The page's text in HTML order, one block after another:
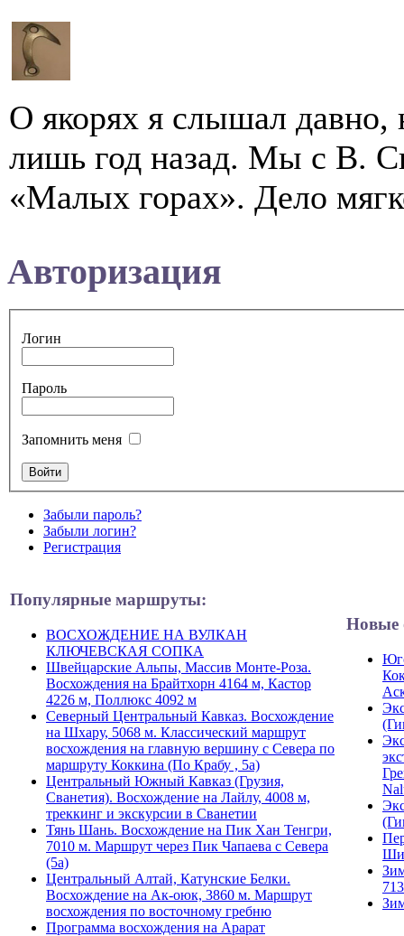
О якорях я слышал давно,
лишь год назад. Мы с В.
«Малых горах». Дело
Авторизация
Логин
Пароль
Запомнить меня
Забыли пароль?
Забыли логин?
Регистрация
Популярные маршруты:
ВОСХОЖДЕНИЕ НА ВУЛКАН
КЛЮЧЕВСКАЯ СОПКА
Швейцарские Альпы, Массив Монте-Роза.
Восхождения на Брайтхорн 4164 м, Кастор
4226 м, Поллюкс 4092 м
Северный Центральный Кавказ. Восхождение
на Шхару, 5068 м. Классический маршрут
восхождения на главную вершину с Севера по
маршруту Коккина (По Крабу , 5а)
Центральный Южный Кавказ (Грузия,
Сванетия). Восхождение на Лайлу, 4008 м,
треккинг и экскурсии в Сванетии
Тянь Шань. Восхождение на Пик Хан Тенгри,
7010 м. Маршрут через Пик Чапаева с Севера
(5а)
Центральный Алтай, Катунские Белки.
Восхождение на Ак-оюк, 3860 м. Маршрут
восхождения по восточному гребню
Программа восхождения на Арарат
Новые